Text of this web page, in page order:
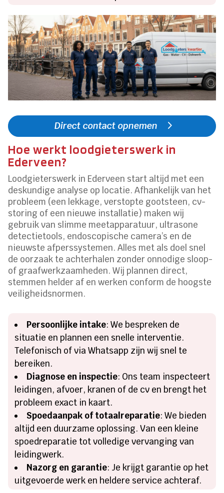
Direct contact opnemen
Hoe werkt loodgieterswerk in
Ederveen?
Loodgieterswerk in Ederveen start altijd met een
deskundige analyse op locatie. Afhankelijk van het
probleem (een lekkage, verstopte gootsteen, cv-
storing of een nieuwe installatie) maken wij
gebruik van slimme meetapparatuur, ultrasone
detectietools, endoscopische camera’s en de
nieuwste afperssystemen. Alles met als doel snel
de oorzaak te achterhalen zonder onnodige sloop-
of graafwerkzaamheden. Wij plannen direct,
stemmen helder af en werken conform de hoogste
veiligheidsnormen.
Persoonlijke intake: We bespreken de
situatie en plannen een snelle interventie.
Telefonisch of via Whatsapp zijn wij snel te
bereiken.
Diagnose en inspectie: Ons team inspecteert
leidingen, afvoer, kranen of de cv en brengt het
probleem exact in kaart.
Spoedaanpak of totaalreparatie: We bieden
altijd een duurzame oplossing. Van een kleine
spoedreparatie tot volledige vervanging van
leidingwerk.
Nazorg en garantie: Je krijgt garantie op het
uitgevoerde werk en heldere service achteraf.